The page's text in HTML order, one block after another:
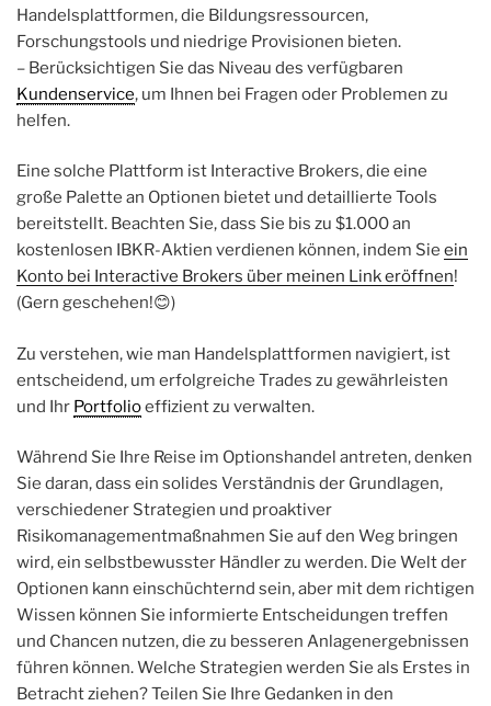
Handelsplattformen, die Bildungsressourcen,
Forschungstools und niedrige Provisionen bieten.
– Berücksichtigen Sie das Niveau des verfügbaren
Kundenservice, um Ihnen bei Fragen oder Problemen zu
helfen.
Eine solche Plattform ist Interactive Brokers, die eine
große Palette an Optionen bietet und detaillierte Tools
bereitstellt. Beachten Sie, dass Sie bis zu $1.000 an
kostenlosen IBKR-Aktien verdienen können, indem Sie ein
Konto bei Interactive Brokers über meinen Link eröffnen!
(Gern geschehen!😊)
Zu verstehen, wie man Handelsplattformen navigiert, ist
entscheidend, um erfolgreiche Trades zu gewährleisten
und Ihr Portfolioeffizient zu verwalten.
Während Sie Ihre Reise im Optionshandel antreten, denken
Sie daran, dass ein solides Verständnis der Grundlagen,
verschiedener Strategien und proaktiver
Risikomanagementmaßnahmen Sie auf den Weg bringen
wird, ein selbstbewusster Händler zu werden. Die Welt der
Optionen kann einschüchternd sein, aber mit dem richtigen
Wissen können Sie informierte Entscheidungen treffen
und Chancen nutzen, die zu besseren Anlagenergebnissen
führen können. Welche Strategien werden Sie als Erstes in
Betracht ziehen? Teilen Sie Ihre Gedanken in den